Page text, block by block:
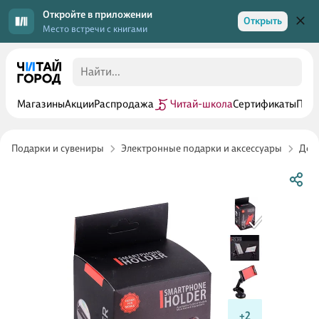
Откройте в приложении
Место встречи с книгами
Открыть
МагазиныАкцииРаспродажа Читай-школаСертификаты
Подарки и сувениры Электронные подарки и аксессуары
+2